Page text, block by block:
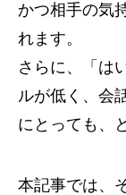
かつ相手の気
れます。
さらに、「は
ルが低く、会
にとっても、
本記事では、